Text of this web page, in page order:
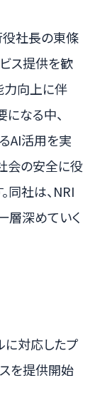
社長の東條
ス提供を歓
力向上に伴
なる中、
AI活用を実
会の安全に役
同社は、NRI
層深めていく
に対応したプ
を提供開始